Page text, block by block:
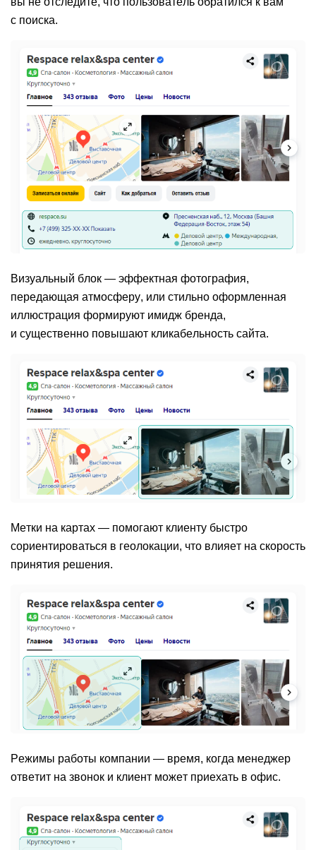
с поиска.
Визуальный блок — эффектная фотография,
передающая атмосферу, или стильно оформленная
иллюстрация формируют имидж бренда,
и существенно повышают кликабельность сайта.
Метки на картах — помогают клиенту быстро
сориентироваться в геолокации, что влияет на скорость
принятия решения.
Режимы работы компании — время, когда менеджер
ответит на звонок и клиент может приехать в офис.